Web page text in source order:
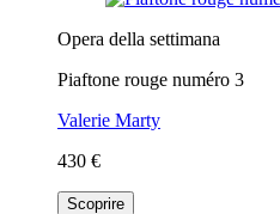
Opera della settimana
Piaftone rouge numéro 3
Valerie Marty
430 €
Scoprire